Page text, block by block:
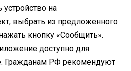
устройство на
выбрать из предложенного
кнопку «Сообщить».
доступно для
Гражданам РФ рекомендуют